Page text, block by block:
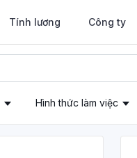
Tính lương Công ty
Hình thức làm việc